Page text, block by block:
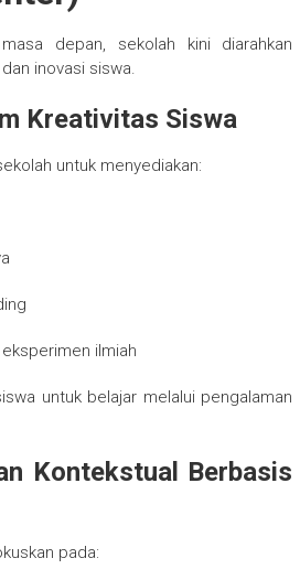
depan, sekolah kini diarahkan
inovasi siswa.
Kreativitas Siswa
untuk menyediakan:
ilmiah
untuk belajar melalui pengalaman
Kontekstual Berbasis
pada: